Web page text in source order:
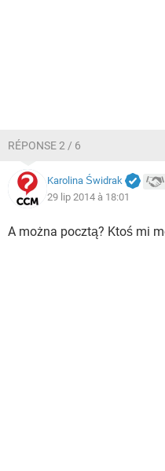
RÉPONSE 2 / 6
Karolina Świdrak
29 lip 2014 à 18:01
A można pocztą? Ktoś mi